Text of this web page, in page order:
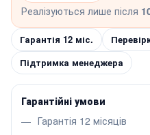
Реалізуються лише після
Гарантія 12 міс.
Підтримка менеджера
Гарантійні умови
Гарантія 12 місяців